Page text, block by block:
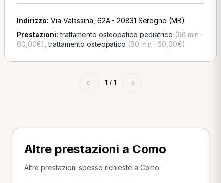
Indirizzo: Via Valassina, 62A - 20831 Seregno (MB)
Prestazioni:trattamento osteopatico pediatrico (60 min ·
60,00€) ,trattamento osteopatico (60 min · 60,00€)
← 1 / 1 →
Altre prestazioni a Como
Altre prestazioni spesso richieste a Como.